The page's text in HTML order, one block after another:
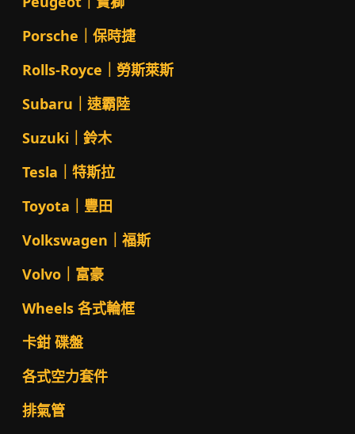
Porsche｜保時捷
Rolls-Royce｜勞斯萊斯
Subaru｜速霸陸
Suzuki｜鈴木
Tesla｜特斯拉
Toyota｜豐田
Volkswagen｜福斯
Volvo｜富豪
Wheels 各式輪框
卡鉗 碟盤
各式空力套件
排氣管